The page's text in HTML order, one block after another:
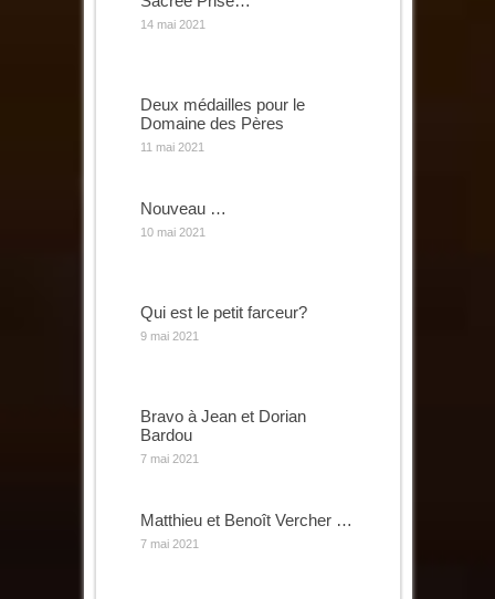
14 mai 2021
Deux médailles pour le
Domaine des Pères
11 mai 2021
Nouveau …
10 mai 2021
Qui est le petit farceur?
9 mai 2021
Bravo à Jean et Dorian
Bardou
7 mai 2021
Matthieu et Benoît Vercher …
7 mai 2021